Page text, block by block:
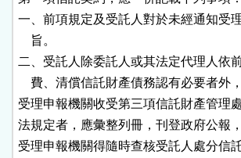
一、前項規定及受託人對於未經通知受
    旨。
二、受託人除委託人或其法定代理人依
費、清償信託財產債務認有必要者外
受理申報機關收受第三項信託財產管理
法規定者，應彙整列冊，刊登政府公報
受理申報機關得隨時查核受託人處分信